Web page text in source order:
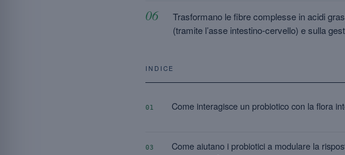
Trasformano le fibre complesse in acidi
(tramite l’asse intestino-cervello) e sulla
INDICE
01 Come interagisce un probiotico con la flora
03
Come aiutano i probiotici a modulare la